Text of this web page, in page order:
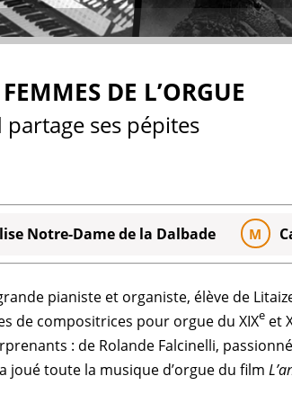
DE L’ORGUE
ses pépites
Notre-Dame de la Dalbade M
pianisteet organiste, élève de
de compositrices pour orguedu XIXeet
: de Rolande Falcinelli,
joué toute la musique d’orguedu film